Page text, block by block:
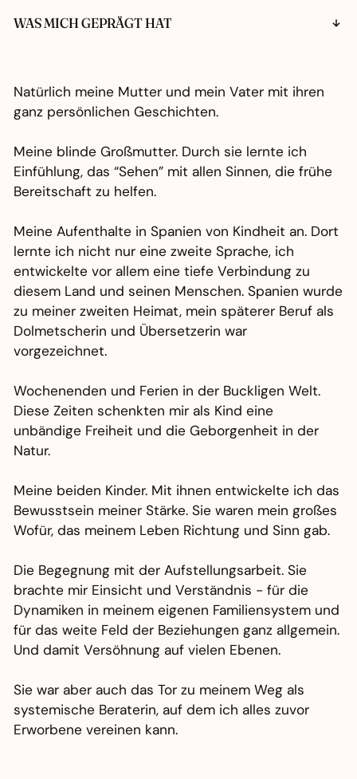
WAS MICH GEPRÄGT HAT
Natürlich meine Mutter und mein Vater mit ihren
ganz persönlichen Geschichten.
Meine blinde Großmutter. Durch sie lernte ich
Einfühlung, das “Sehen” mit allen Sinnen, die frühe
Bereitschaft zu helfen.
Meine Aufenthalte in Spanien von Kindheit an. Dort
lernte ich nicht nur eine zweite Sprache, ich
entwickelte vor allem eine tiefe Verbindung zu
diesem Land und seinen Menschen. Spanien wurde
zu meiner zweiten Heimat, mein späterer Beruf als
Dolmetscherin und Übersetzerin war
vorgezeichnet.
Wochenenden und Ferien in der Buckligen Welt.
Diese Zeiten schenkten mir als Kind eine
unbändige Freiheit und die Geborgenheit in der
Natur.
Meine beiden Kinder. Mit ihnen entwickelte ich das
Bewusstsein meiner Stärke. Sie waren mein großes
Wofür, das meinem Leben Richtung und Sinn gab.
Die Begegnung mit der Aufstellungsarbeit. Sie
brachte mir Einsicht und Verständnis - für die
Dynamiken in meinem eigenen Familiensystem und
für das weite Feld der Beziehungen ganz allgemein.
Und damit Versöhnung auf vielen Ebenen.
Sie war aber auch das Tor zu meinem Weg als
systemische Beraterin, auf dem ich alles zuvor
Erworbene vereinen kann.